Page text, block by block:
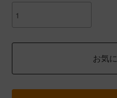
お気